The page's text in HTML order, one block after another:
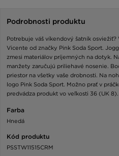
Podrobnosti produktu
Potrebuje váš víkendový šatník
Vicente od značky Pink Soda Sport.
zmesi materiálov príjemných na dotyk.
manžety zaručujú priliehavé nosenie.
priestor na všetky vaše drobnosti. Na
logo Pink Soda Sport. Možno prať v
predvádza produkt vo veľkosti 36 (UK 8).
Farba
Hnedá
Kód produktu
PSSTW11515CRM